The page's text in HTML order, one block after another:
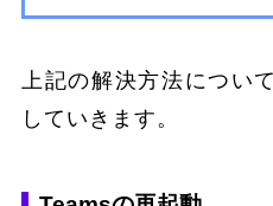
上記の解決方法につい
していきます。